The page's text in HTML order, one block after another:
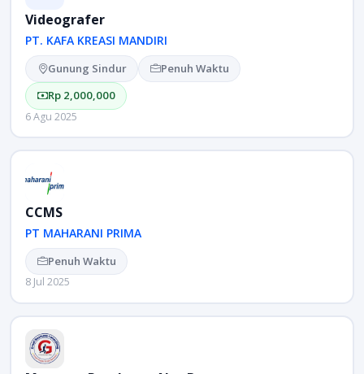
Videografer
PT. KAFA KREASI MANDIRI
Gunung Sindur
Penuh Waktu
Rp 2,000,000
6 Agu 2025
CCMS
PT MAHARANI PRIMA
Penuh Waktu
8 Jul 2025